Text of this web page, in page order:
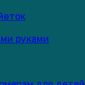
руками